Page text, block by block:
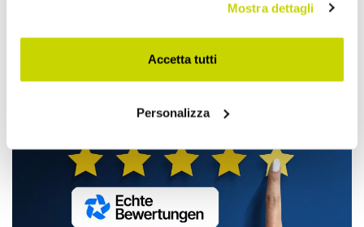
Mostra dettagli
Accetta tutti
Personalizza
Nur für kurze Zeit! Jetzt
zugreifen!